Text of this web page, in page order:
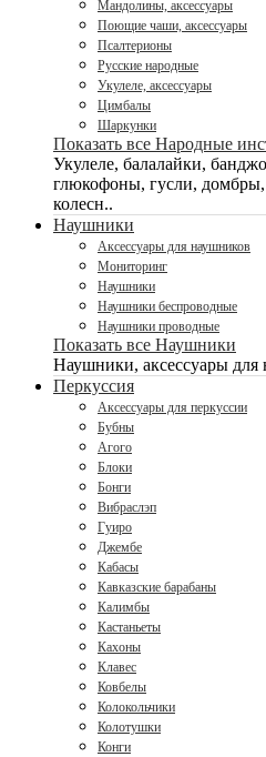
Мандолины, аксессуары
Поющие чаши, аксессуары
Псалтерионы
Русские народные
Укулеле, аксессуары
Цимбалы
Шаркунки
Показать все Народные
Укулеле, балалайки,
глюкофоны, гусли,
колесн..
Наушники
Аксессуары для наушников
Мониторинг
Наушники
Наушники беспроводные
Наушники проводные
Показать все Наушники
Наушники, аксессуары для
Перкуссия
Аксессуары для перкуссии
Бубны
Агого
Блоки
Бонги
Вибраслэп
Гуиро
Джембе
Кабасы
Кавказские барабаны
Калимбы
Кастаньеты
Кахоны
Клавес
Ковбелы
Колокольчики
Колотушки
Конги